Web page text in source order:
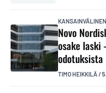
Novo
osake laski
odotuksista
TIMO HEIKKILÄ /